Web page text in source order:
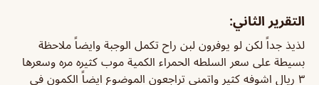
التقرير الثاني:
لذيذ جداً لكن لو يوفرون لبن راح تكمل الوجبة وايضاً ملاحظة
بسيطة على سعر السلطه الحمراء الكمية موب كثيره مره وسعرها
٣ ريال اشوفه كثير واتمنى تراجعون الموضوع ايضاً الكمون في